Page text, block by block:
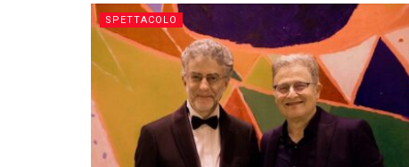
SPETTACOLO